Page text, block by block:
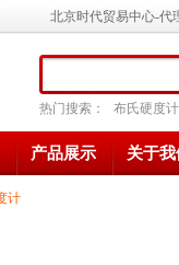
热门搜索： 布氏硬度计
产品展示 关于我
北京时代贸易中心-代
计